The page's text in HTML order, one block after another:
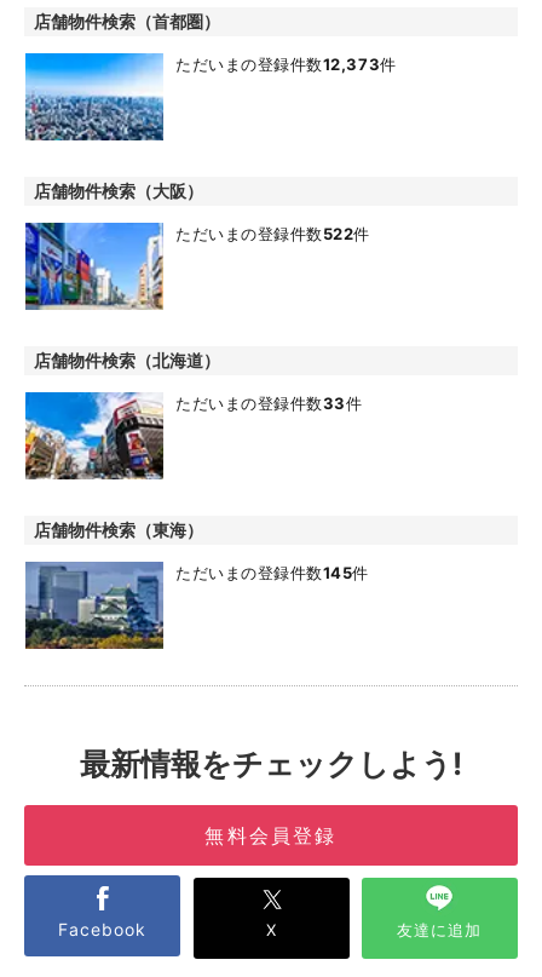
店舗物件検索（首都圏）
ただいまの登録件数12,373件
店舗物件検索（大阪）
ただいまの登録件数522件
店舗物件検索（北海道）
ただいまの登録件数33件
店舗物件検索（東海）
ただいまの登録件数145件
最新情報をチェックしよう!
無料会員登録
Facebook X 友達に追加